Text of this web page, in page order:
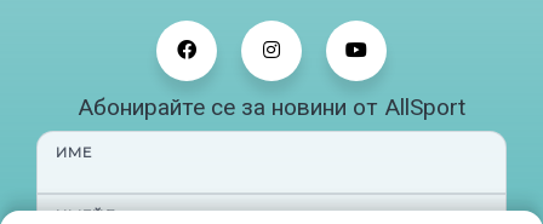
Абонирайте се за новини от AllSport
ИМЕ
ИМЕЙЛ